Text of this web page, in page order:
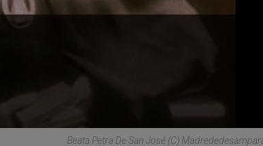
Beata Petra De San José (C)